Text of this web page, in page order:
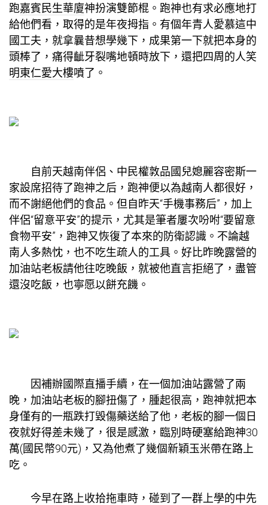
跑嘉賓民生華廈神扮演雙節棍。跑神也有求必應地打
給他們看，取得的是年夜拇指。有個年青人愛慕這中
國工夫，就拿曩昔想學幾下，成果第一下就把本身的
頭棒了，痛得齜牙裂嘴地頓時放下，還把四周的人笑
明東仁愛大樓噴了。
自前天越南伴侶、中民權敦品國兒媳麗容密斯一
家設席招待了跑神之后，跑神便以為越南人都很好，
而不謝絕他們的食品。但自昨天“手機事務后”，加上
伴侶“留意平安”的提示，尤其是筆者屢次吩咐“要留意
食物平安”，跑神又恢復了本來的防衛認識。不論越
南人多熱忱，也不吃生疏人的工具。好比昨晚露營的
加油站老板請他往吃晚飯，就被他直言拒絕了，盡管
還沒吃飯，也寧愿以餅充饑。
因補辦國際直播手續，在一個加油站露營了兩
晚，加油站老板的腳扭傷了，腫起很高，跑神就把本
身僅有的一瓶跌打毀傷藥送給了他，老板的腳一個日
夜就好得差未幾了，很是感激，臨別時硬塞給跑神30
萬(國民幣90元)，又為他煮了幾個新穎玉米帶在路上
吃。
今早在路上收拾拖車時，碰到了一群上學的中先